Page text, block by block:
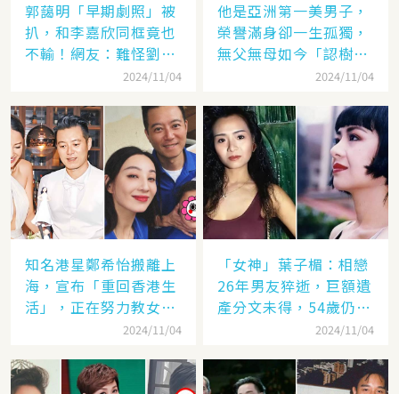
郭藹明「早期劇照」被
扒，和李嘉欣同框竟也
不輸！網友：難怪劉青
2024/11/04
他是亞洲第一美男子，
榮譽滿身卻一生孤獨，
無父無母如今「認樹為
祖父母」：太凄涼2024/11/04
知名港星鄭希怡搬離上
海，宣布「重回香港生
活」，正在努力教女兒
2024/11/04
「女神」葉子楣：相戀
26年男友猝逝，巨額遺
產分文未得，54歲仍單
2024/11/04